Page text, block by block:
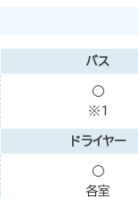
バス
○
※1
ドライヤー
○
各室